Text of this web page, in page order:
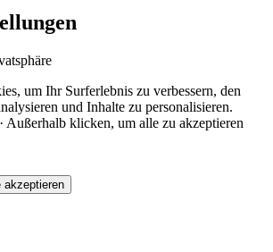
um Ihr Surferlebnis zu verbessern, den
und Inhalte zu personalisieren.
· Außerhalb klicken, um alle zu akzeptieren
akzeptieren